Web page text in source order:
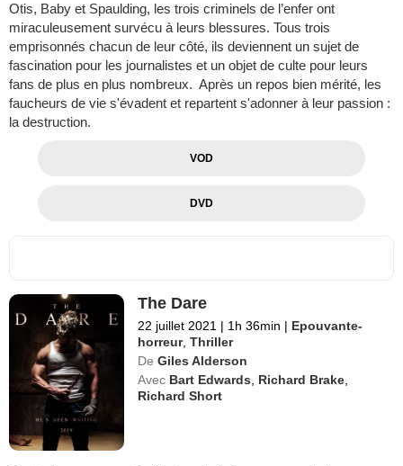
Otis, Baby et Spaulding, les trois criminels de l’enfer ont
miraculeusement survécu à leurs blessures. Tous trois
emprisonnés chacun de leur côté, ils deviennent un sujet de
fascination pour les journalistes et un objet de culte pour leurs
fans de plus en plus nombreux. Après un repos bien mérité, les
faucheurs de vie s'évadent et repartent s'adonner à leur passion :
la destruction.
VOD
DVD
The Dare
22 juillet 2021 | 1h 36min | Epouvante-
horreur,Thriller
De Giles Alderson
Avec Bart Edwards Richard Brake
Richard Short